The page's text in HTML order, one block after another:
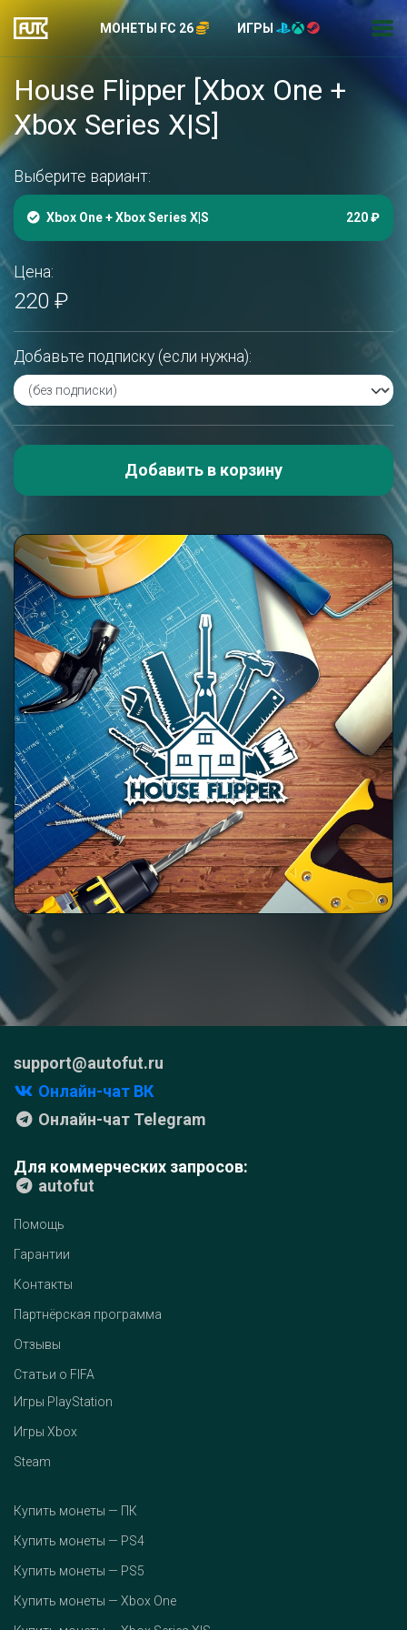
МОНЕТЫ FC 26 ИГРЫ
House Flipper [Xbox One +
Xbox Series X|S]
Выберите вариант:
Xbox One + Xbox Series X|S 220 ₽
Цена:
220 ₽
Добавьте подписку (если нужна):
Добавить в корзину
support@autofut.ru
Онлайн-чат ВК
Онлайн-чат Telegram
Для коммерческих запросов:
autofut
Помощь
Гарантии
Контакты
Партнёрская программа
Отзывы
Статьи о FIFA
Игры PlayStation
Игры Xbox
Steam
Купить монеты — ПК
Купить монеты — PS4
Купить монеты — PS5
Купить монеты — Xbox One